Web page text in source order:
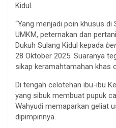
Kidul.
“Yang menjadi poin khusus di
UMKM, peternakan dan
Dukuh Sulang Kidul kepada
28 Oktober 2025. Suaranya
sikap keramahtamahan khas
Di tengah celotehan ibu-ibu
yang sibuk membuat pupuk
Wahyudi memaparkan geliat
dipimpinnya.